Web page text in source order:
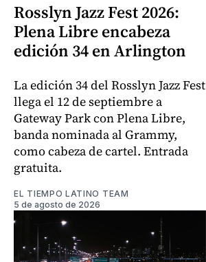
Rosslyn Jazz Fest 2026:
Plena Libre encabeza
edición 34 en Arlington
La edición 34 del Rosslyn Jazz Fest
llega el 12 de septiembre a
Gateway Park con Plena Libre,
banda nominada al Grammy,
como cabeza de cartel. Entrada
gratuita.
EL TIEMPO LATINO TEAM
5 de agosto de 2026